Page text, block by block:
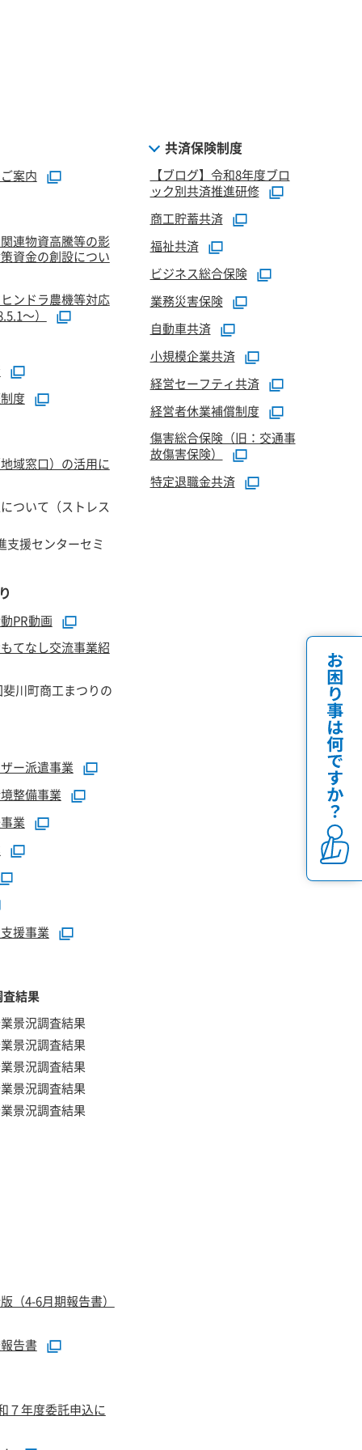
案内
連物資高騰等の影
資金の創設につい
ンドラ農機等対応
～）
度
域窓口）の活用に
ついて（ストレス
支援センターセミ
PR動画
てなし交流事業紹
斐川町商工まつりの
ー派遣事業
整備事業
業
援事業
結果
景況調査結果
景況調査結果
景況調査結果
景況調査結果
景況調査結果
4-6月期報告書）
告書
７年度委託申込に
共済保険制度
【ブログ】令和8年度ブロ
ック別共済推進研修
商工貯蓄共済
福祉共済
ビジネス総合保険
業務災害保険
自動車共済
小規模企業共済
経営セーフティ共済
経営者休業補償制度
傷害総合保険（旧：交通事
故傷害保険）
特定退職金共済